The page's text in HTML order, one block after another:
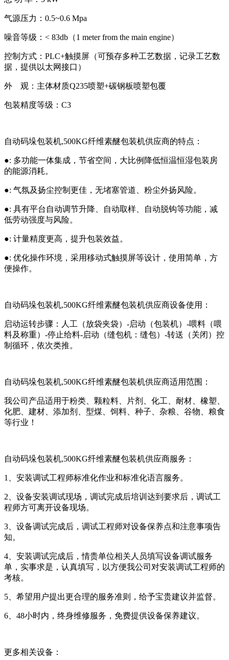
气源压力：0.5~0.6 Mpa
噪音等级：< 83db（1 meter from the main engine）
控制方式：PLC+触摸屏（可预存多种工艺数据，记录工艺数
据，提供以太网接口）
外 观：主体材质Q235喷塑+碳钢板喷塑包覆
包装精度等级：C3
自动码垛包装机,500KG纤维素醚包装机供应商的特点：
●: 多功能一体集成，节省空间，大比例降低恒温恒湿包装房
的能源消耗。
●: 气氛及扬尘控制更佳，无堵塞管道、粉尘外扬风险。
●: 具有平台自动调节升降、自动取样、自动脱钩等功能，减
低劳动强度与风险。
●: 计量精度更高，提升包装效益。
●: 优化操作环境，采用移动式触摸屏等设计，使用简单，方
便操作。
自动码垛包装机,500KG纤维素醚包装机供应商设备使用：
启动运转步骤：人工（放袋夹袋）-启动（包装机）-喂料（喂
料及称重）-停止给料-启动（缝包机：缝包）-转送（关闭）控
制循环，依次类推。
自动码垛包装机,500KG纤维素醚包装机供应商适用范围：
我公司产品适用于粉类、颗粒料、片剂、化工、耐材、橡塑、
化肥、建材、添加剂、型煤、饲料、种子、杂粮、谷物、粮食
等行业！
自动码垛包装机,500KG纤维素醚包装机供应商服务：
1、安装调试工程师标准化作业和标准化语言服务。
2、设备安装调试现场，调试完成后培训达到要求后，调试工
程师方可离开设备现场。
3、设备调试完成后，调试工程师对设备保养点和注意事项告
知。
4、安装调试完成后，情贵单位相关人员填写设备调试服务
单，实事求是，认真填写，以方便我公司对安装调试工程师的
考核。
5、希望用户提出更合理的服务准则，给予宝贵建议并监督。
6、48小时内，终身维修服务，免费提供设备保养建议。
更多相关设备：